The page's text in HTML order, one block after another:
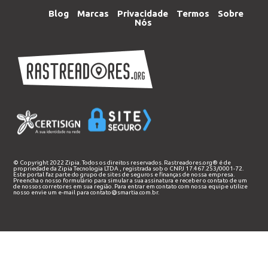
Blog Marcas Privacidade Termos
Sobre
Nós
© Copyright 2022 Zipia. Todos os direitos reservados. Rastreadores.org® é de
propriedade daZipia Tecnologia LTDA
, registrada sob o CNPJ 17.467.253/0001-72.
Este portal faz parte do grupo de sites de seguros e finanças de nossa empresa.
Preencha o nosso formulário para simular a sua assinatura e receber o contato de um
de nossos corretores em sua região. Para entrar em contato com nossa equipe utilize
nosso envie um e-mail paracontato@smartia.com.br.